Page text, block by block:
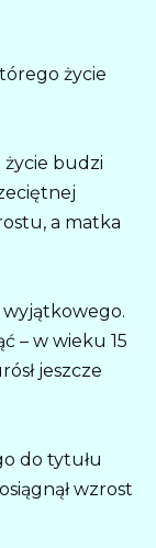
życie
budzi
a matka
wyjątkowego.
– w wieku 15
jeszcze
do tytułu
wzrost